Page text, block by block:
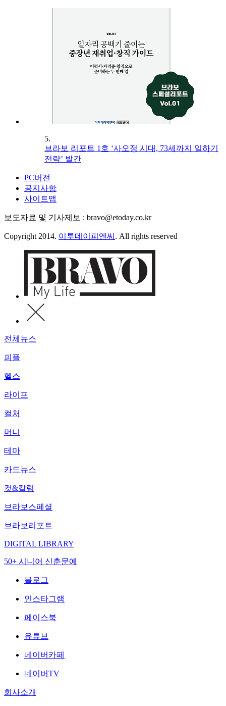
5.
브라보 리포트 1호 ‘사오정 시대, 73세까지 일하기
전략’ 발간
PC버전
공지사항
사이트맵
보도자료 및 기사제보 : bravo@etoday.co.kr
Copyright 2014. 이투데이피엔씨 . All rights reserved
전체뉴스
피플
헬스
라이프
컬처
머니
테마
카드뉴스
컷&칼럼
브라보스페셜
브라보리포트
DIGITAL LIBRARY
50+ 시니어 신춘문예
블로그
인스타그램
페이스북
유튜브
네이버카페
네이버TV
회사소개